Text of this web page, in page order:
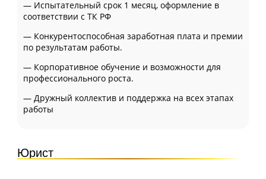
— Испытательный срок 1 месяц, оформление в
соответствии с ТК РФ
— Конкурентоспособная заработная плата и премии
по результатам работы.
— Корпоративное обучение и возможности для
профессионального роста.
— Дружный коллектив и поддержка на всех этапах
работы
Юрист